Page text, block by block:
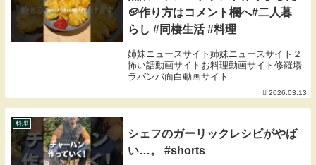
🥔作り方はコメント欄へ#二人暮
らし #同棲生活 #料理
姉妹ニュースサイト姉妹ニュースサイト２
怖い話動画サイトお料理動画サイト修羅場
ラバンバ面白動画サイト
2026.03.13
料理
シェフのガーリックレシピがやば
い…。 #shorts